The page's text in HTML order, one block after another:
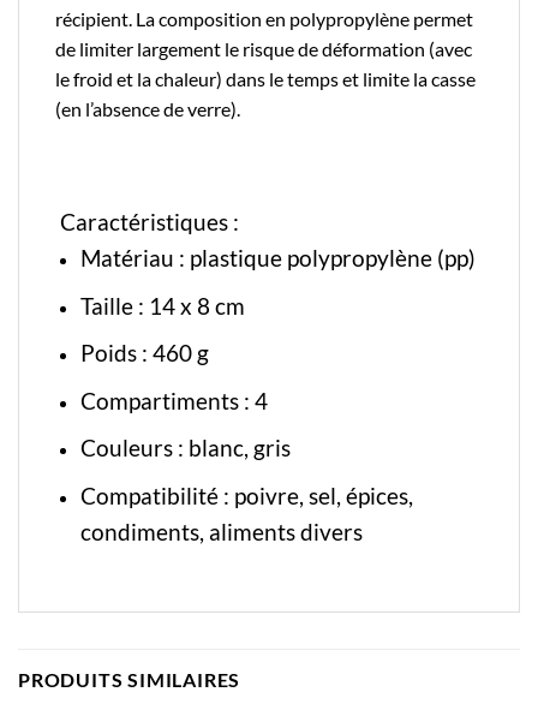
récipient. La composition en polypropylène permet
de limiter largement le risque de déformation (avec
le froid et la chaleur) dans le temps et limite la casse
(en l’absence de verre).
Caractéristiques :
Matériau : plastique polypropylène(pp)
Taille : 14 x 8 cm
Poids : 460 g
Compartiments : 4
Couleurs : blanc, gris
Compatibilité : poivre, sel, épices,
condiments, aliments divers
PRODUITS SIMILAIRES